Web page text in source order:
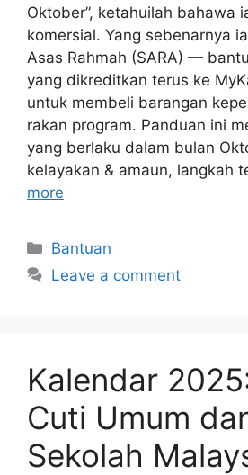
Oktober”, ketahuilah bahawa
komersial. Yang sebenarnya
Asas Rahmah (SARA) —
yang dikreditkan terus ke
untuk membeli barangan
rakan program. Panduan ini
yang berlaku dalam bulan
kelayakan & amaun, langkah
more
Categories
Bantuan
Leave a comment
Kalendar
Cuti Umum
Sekolah